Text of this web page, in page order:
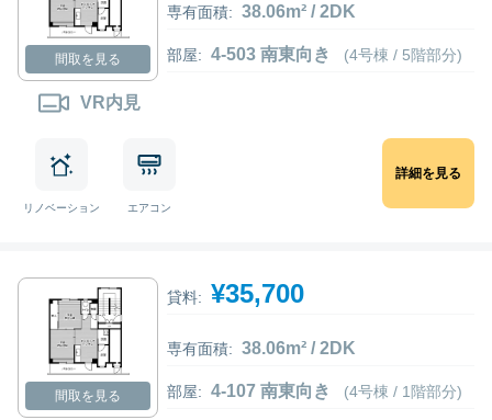
間取を見る
VR内見
専有面積: 38.06m² / 2DK
部屋: 4-503 南東向き (4号棟 / 5階部分)
リノベーション エアコン
詳細を見る
間取を見る
貸料: ¥35,700
専有面積: 38.06m² / 2DK
部屋: 4-107 南東向き (4号棟 / 1階部分)